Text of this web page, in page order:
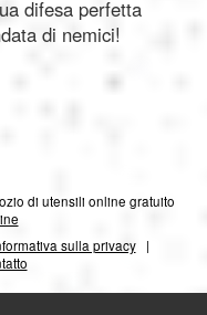
difesa perfetta
di nemici!
di utensili online gratuito
sulla privacy|